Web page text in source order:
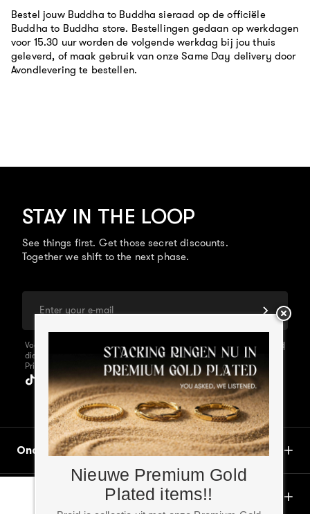
Bestel jouw Buddha to Buddha sieraad op de officiële
Buddha to Buddha store. Bestellingen gedaan op werkdagen
voor 15.30 uur worden de volgende werkdag bij jou thuis
geleverd, of maak gebruik van onze Same Day delivery door
Avondlevering te bestellen.
STAY IN THE LOOP
See things first. Get those secret discounts.
Together we shift to the next phase.
E-mail adres
Voor meer informatie over de persoonlijke gegevens
die door ons worden verwerkt, kun je ons
Privacybeleid raadplegen.
Privacy Beleid
Ondersteuning
Nieuwe Premium Gold
Plated items!!